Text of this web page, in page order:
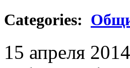
Categories:
15 апреля